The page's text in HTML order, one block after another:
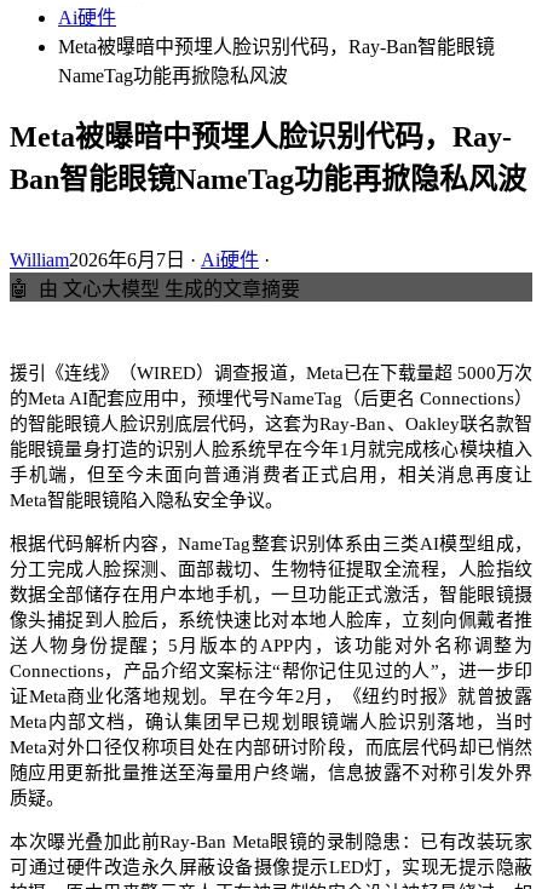
Ai硬件
Meta被曝暗中预埋人脸识别代码，Ray-Ban智能眼镜
NameTag功能再掀隐私风波
Meta被曝暗中预埋人脸识别代码，Ray-
Ban智能眼镜NameTag功能再掀隐私风波
William2026年6月7日 · Ai硬件 ·
🤖
由 文心大模型 生成的文章摘要
援引《连线》（WIRED）调查报道，Meta已在下载量超 5000万次
的Meta AI配套应用中，预埋代号NameTag（后更名 Connections）
的智能眼镜人脸识别底层代码，这套为Ray-Ban、Oakley联名款智
能眼镜量身打造的识别人脸系统早在今年1月就完成核心模块植入
手机端，但至今未面向普通消费者正式启用，相关消息再度让
Meta智能眼镜陷入隐私安全争议。
根据代码解析内容，NameTag整套识别体系由三类AI模型组成，
分工完成人脸探测、面部裁切、生物特征提取全流程，人脸指纹
数据全部储存在用户本地手机，一旦功能正式激活，智能眼镜摄
像头捕捉到人脸后，系统快速比对本地人脸库，立刻向佩戴者推
送人物身份提醒；5月版本的APP内，该功能对外名称调整为
Connections，产品介绍文案标注“帮你记住见过的人”，进一步印
证Meta商业化落地规划。早在今年2月，《纽约时报》就曾披露
Meta内部文档，确认集团早已规划眼镜端人脸识别落地，当时
Meta对外口径仅称项目处在内部研讨阶段，而底层代码却已悄然
随应用更新批量推送至海量用户终端，信息披露不对称引发外界
质疑。
本次曝光叠加此前Ray-Ban Meta眼镜的录制隐患：已有改装玩家
可通过硬件改造永久屏蔽设备摄像提示LED灯，实现无提示隐蔽